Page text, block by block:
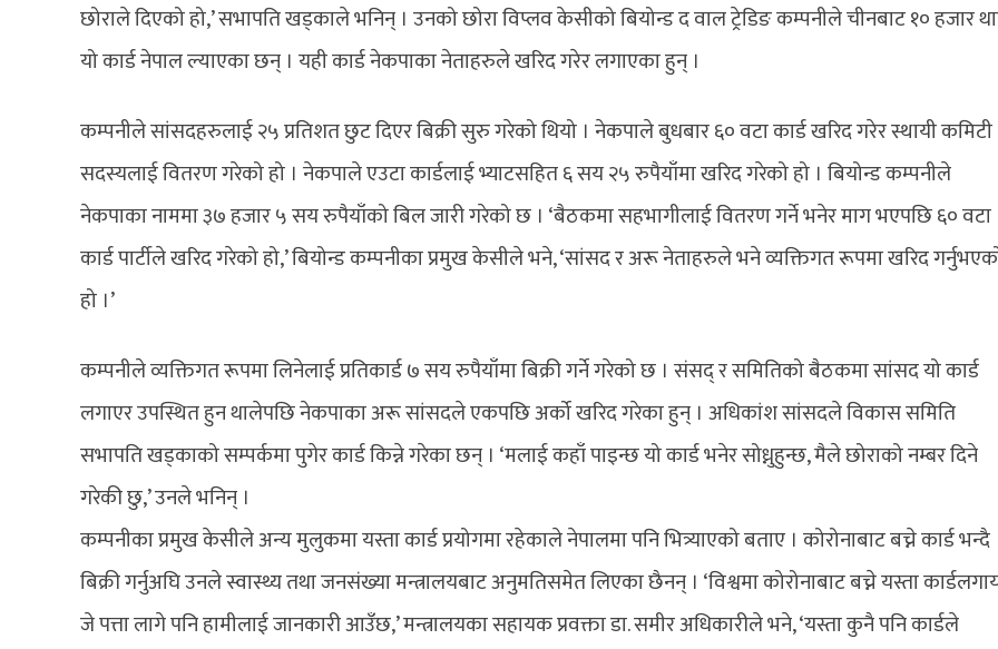
छोराले दिएको हो,’ सभापति खड्काले भनिन् । उनको छोरा विप्लव केसीको बियोन्ड द वाल ट्रेडिङ कम्पनीले चीनबाट १० हजार
यो कार्ड नेपाल ल्याएका छन् । यही कार्ड नेकपाका नेताहरुले खरिद गरेर लगाएका हुन् ।
कम्पनीले सांसदहरुलाई २५ प्रतिशत छुट दिएर बिक्री सुरु गरेको थियो । नेकपाले बुधबार ६० वटा कार्ड खरिद गरेर स्थायी कमिटी
सदस्यलाई वितरण गरेको हो । नेकपाले एउटा कार्डलाई भ्याटसहित ६ सय २५ रुपैयाँमा खरिद गरेको हो । बियोन्ड कम्पनीले
नेकपाका नाममा ३७ हजार ५ सय रुपैयाँको बिल जारी गरेको छ । ‘बैठकमा सहभागीलाई वितरण गर्ने भनेर माग भएपछि ६० वटा
कार्ड पार्टीले खरिद गरेको हो,’ बियोन्ड कम्पनीका प्रमुख केसीले भने, ‘सांसद र अरू नेताहरुले भने व्यक्तिगत रूपमा खरिद
हो ।’
कम्पनीले व्यक्तिगत रूपमा लिनेलाई प्रतिकार्ड ७ सय रुपैयाँमा बिक्री गर्ने गरेको छ । संसद् र समितिको बैठकमा सांसद यो कार्ड
लगाएर उपस्थित हुन थालेपछि नेकपाका अरू सांसदले एकपछि अर्को खरिद गरेका हुन् । अधिकांश सांसदले विकास समिति
सभापति खड्काको सम्पर्कमा पुगेर कार्ड किन्ने गरेका छन् । ‘मलाई कहाँ पाइन्छ यो कार्ड भनेर सोध्नुहुन्छ, मैले छोराको नम्बर दिने
गरेकी छु,’ उनले भनिन् ।
कम्पनीका प्रमुख केसीले अन्य मुलुकमा यस्ता कार्ड प्रयोगमा रहेकाले नेपालमा पनि भित्र्याएको बताए । कोरोनाबाट बच्ने कार्ड भन्दै
बिक्री गर्नुअघि उनले स्वास्थ्य तथा जनसंख्या मन्त्रालयबाट अनुमतिसमेत लिएका छैनन् । ‘विश्वमा कोरोनाबाट बच्ने यस्ता
जे पत्ता लागे पनि हामीलाई जानकारी आउँछ,’ मन्त्रालयका सहायक प्रवक्ता डा. समीर अधिकारीले भने, ‘यस्ता कुनै पनि कार्डले